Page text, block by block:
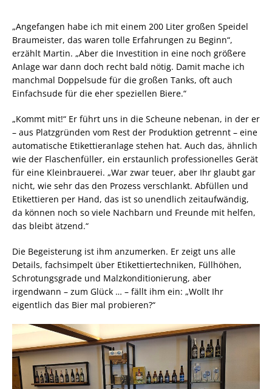
„Angefangen habe ich mit einem 200 Liter großen Speidel
Braumeister, das waren tolle Erfahrungen zu Beginn“,
erzählt Martin. „Aber die Investition in eine noch größere
Anlage war dann doch recht bald nötig. Damit mache ich
manchmal Doppelsude für die großen Tanks, oft auch
Einfachsude für die eher speziellen Biere.“
„Kommt mit!“ Er führt uns in die Scheune nebenan, in der er
– aus Platzgründen vom Rest der Produktion getrennt – eine
automatische Etikettieranlage stehen hat. Auch das, ähnlich
wie der Flaschenfüller, ein erstaunlich professionelles Gerät
für eine Kleinbrauerei. „War zwar teuer, aber Ihr glaubt gar
nicht, wie sehr das den Prozess verschlankt. Abfüllen und
Etikettieren per Hand, das ist so unendlich zeitaufwändig,
da können noch so viele Nachbarn und Freunde mit helfen,
das bleibt ätzend.“
Die Begeisterung ist ihm anzumerken. Er zeigt uns alle
Details, fachsimpelt über Etikettiertechniken, Füllhöhen,
Schrotungsgrade und Malzkonditionierung, aber
irgendwann – zum Glück … – fällt ihm ein: „Wollt Ihr
eigentlich das Bier mal probieren?“